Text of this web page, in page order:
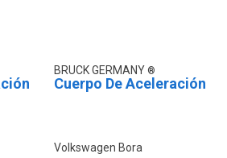
BRUCK GERMANY
Cuerpo De Aceleración
Volkswagen Bora